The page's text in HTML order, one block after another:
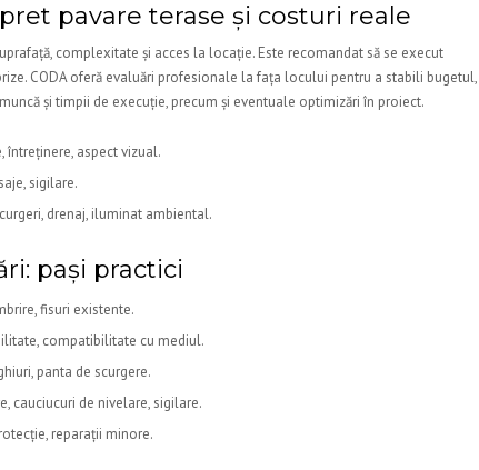
pavare terase și costuri reale
complexitate și acces la locație. Este recomandat să se execut
CODA oferă evaluări profesionale la fața locului pentru a stabili bugetul,
și timpii de execuție, precum și eventuale optimizări în proiect.
aspect vizual.
sigilare.
drenaj, iluminat ambiental.
pași practici
fisuri existente.
compatibilitate cu mediul.
panta de scurgere.
cauciucuri de nivelare, sigilare.
reparații minore.